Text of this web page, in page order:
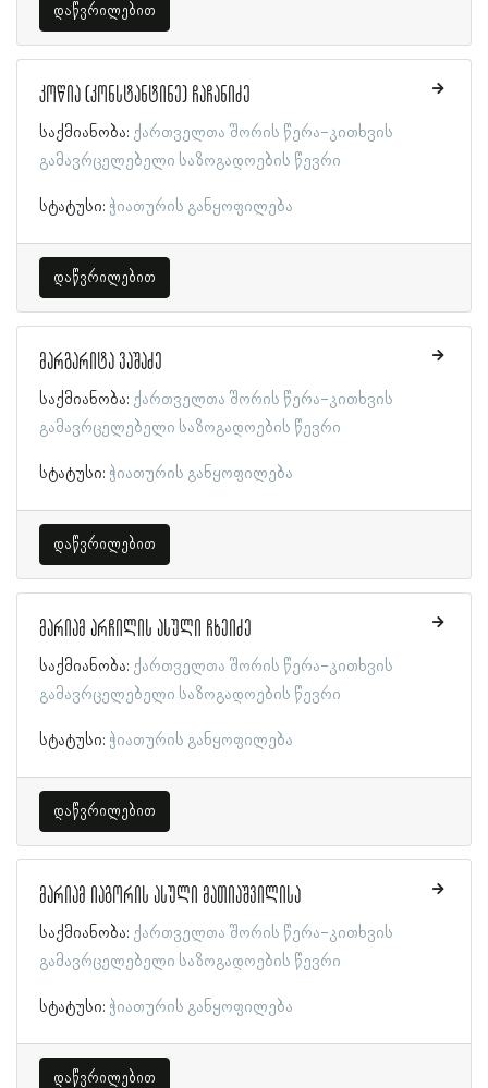
დაწვრილებით
კოწია (კონსტანტინე) ჩაჩანიძე
საქმიანობა: ქართველთა შორის წერა-კითხვის
გამავრცელებელი საზოგადოების წევრი
სტატუსი: ჭიათურის განყოფილება
დაწვრილებით
მარგარიტა ვაშაძე
საქმიანობა: ქართველთა შორის წერა-კითხვის
გამავრცელებელი საზოგადოების წევრი
სტატუსი: ჭიათურის განყოფილება
დაწვრილებით
მარიამ არჩილის ასული ჩხეიძე
საქმიანობა: ქართველთა შორის წერა-კითხვის
გამავრცელებელი საზოგადოების წევრი
სტატუსი: ჭიათურის განყოფილება
დაწვრილებით
მარიამ იაგორის ასული მათიაშვილისა
საქმიანობა: ქართველთა შორის წერა-კითხვის
გამავრცელებელი საზოგადოების წევრი
სტატუსი: ჭიათურის განყოფილება
დაწვრილებით